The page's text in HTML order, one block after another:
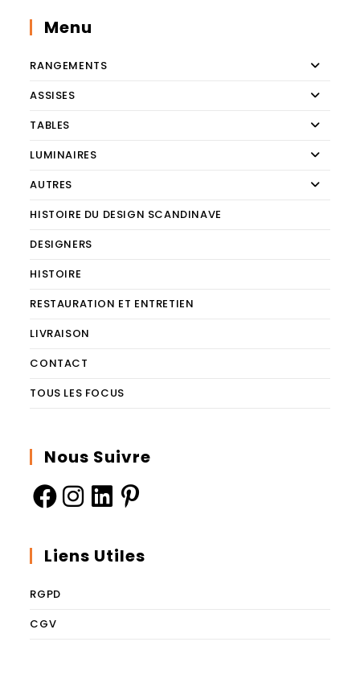
Menu
RANGEMENTS
ASSISES
TABLES
LUMINAIRES
AUTRES
HISTOIRE DU DESIGN SCANDINAVE
DESIGNERS
HISTOIRE
RESTAURATION ET ENTRETIEN
LIVRAISON
CONTACT
TOUS LES FOCUS
Nous Suivre
Liens Utiles
RGPD
CGV